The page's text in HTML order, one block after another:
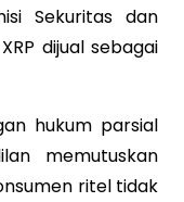
Sekuritas dan
dijual sebagai
hukum parsial
memutuskan
ritel tidak